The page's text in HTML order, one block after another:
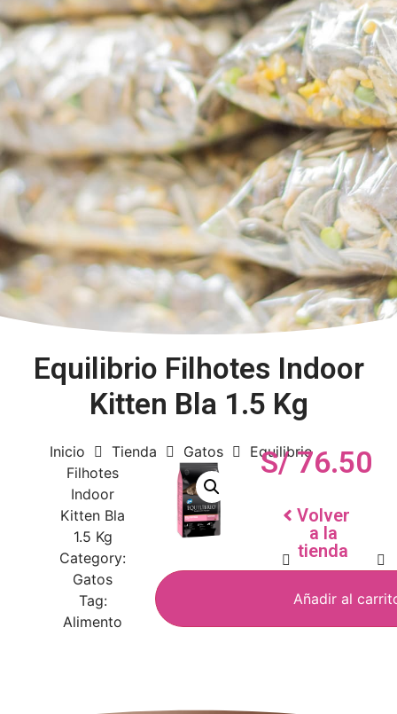
Equilibrio Filhotes Indoor
Kitten Bla 1.5 Kg
Inicio Tienda Gatos
Equilibrio
Filhotes
Indoor
Kitten Bla
1.5 Kg
Category:
Gatos
Tag:
Alimento
Añadir al
S/76.50
Volver
a la
tienda